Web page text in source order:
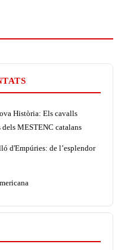
Història: Els cavalls
MESTENC catalans
d'Empúries: de l’esplendor